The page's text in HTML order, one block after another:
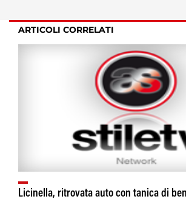
ARTICOLI CORRELATI
Licinella, ritrovata auto con tanica di